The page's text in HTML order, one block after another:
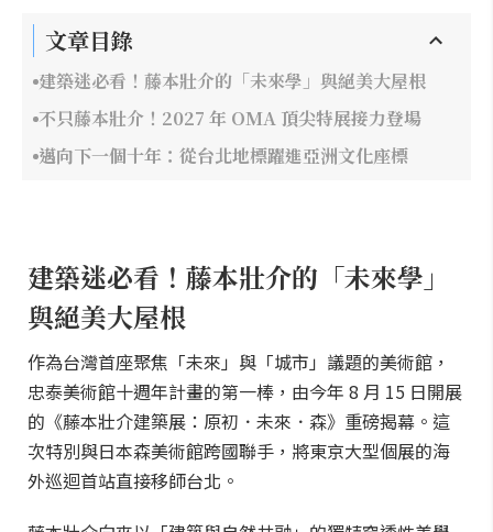
文章目錄
建築迷必看！藤本壯介的「未來學」與絕美大屋根
不只藤本壯介！2027 年 OMA 頂尖特展接力登場
邁向下一個十年：從台北地標躍進亞洲文化座標
建築迷必看！藤本壯介的「未來學」
與絕美大屋根
作為台灣首座聚焦「未來」與「城市」議題的美術館，
忠泰美術館十週年計畫的第一棒，由今年 8 月 15 日開展
的《藤本壯介建築展：原初．未來．森》重磅揭幕。這
次特別與日本森美術館跨國聯手，將東京大型個展的海
外巡迴首站直接移師台北。